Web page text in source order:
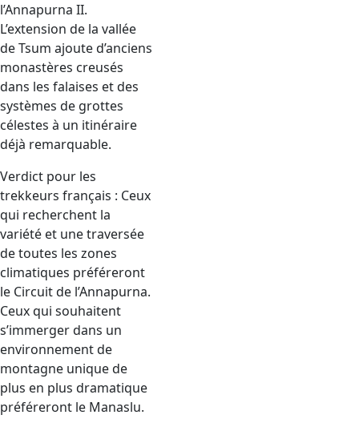
l’Annapurna II.
L’extension de la vallée
de Tsum ajoute d’anciens
monastères creusés
dans les falaises et des
systèmes de grottes
célestes à un itinéraire
déjà remarquable.
Verdict pour les
trekkeurs français : Ceux
qui recherchent la
variété et une traversée
de toutes les zones
climatiques préféreront
le Circuit de l’Annapurna.
Ceux qui souhaitent
s’immerger dans un
environnement de
montagne unique de
plus en plus dramatique
préféreront le Manaslu.